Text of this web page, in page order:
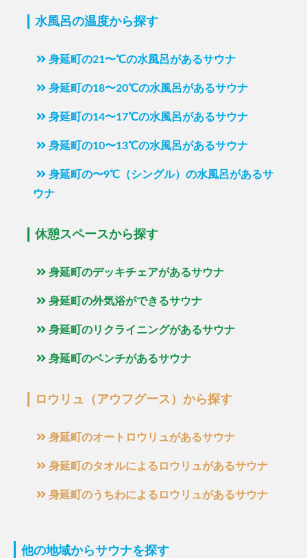
水風呂の温度から探す
身延町の21〜℃の水風呂があるサウナ
身延町の18〜20℃の水風呂があるサウナ
身延町の14〜17℃の水風呂があるサウナ
身延町の10〜13℃の水風呂があるサウナ
身延町の〜9℃（シングル）の水風呂があるサ
ウナ
休憩スペースから探す
身延町のデッキチェアがあるサウナ
身延町の外気浴ができるサウナ
身延町のリクライニングがあるサウナ
身延町のベンチがあるサウナ
ロウリュ（アウフグース）から探す
身延町のオートロウリュがあるサウナ
身延町のタオルによるロウリュがあるサウナ
身延町のうちわによるロウリュがあるサウナ
他の地域からサウナを探す